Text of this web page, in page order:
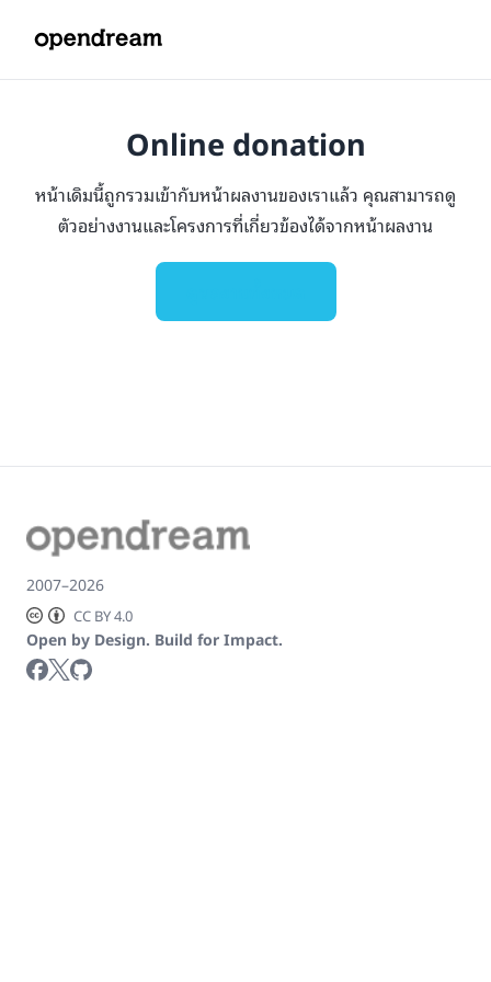
Online donation
หน้าเดิมนี้ถูกรวมเข้ากับหน้าผลงานของเราแล้ว คุณสามารถดู
ตัวอย่างงานและโครงการที่เกี่ยวข้องได้จากหน้าผลงาน
2007–2026
CC BY 4.0
Open by Design. Build for Impact.